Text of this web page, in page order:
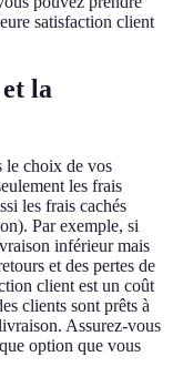
satisfaction client
la
le choix de vos
les frais
les frais cachés
Par exemple, si
inférieur mais
et des pertes de
client est un coût
clients sont prêts à
Assurez-vous
option que vous